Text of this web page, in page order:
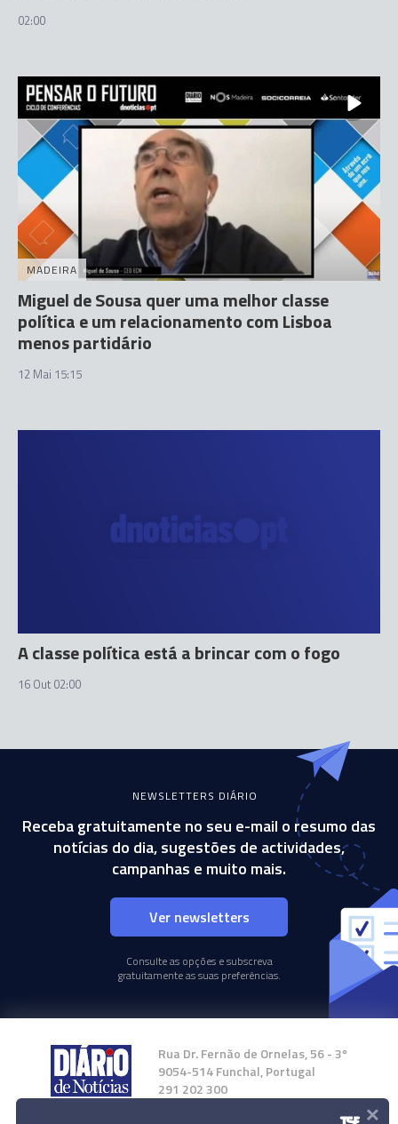
02:00
MADEIRA
Miguel de Sousa quer uma melhor classe
política e um relacionamento com Lisboa
menos partidário
12 Mai 15:15
A classe política está a brincar com o fogo
16 Out 02:00
NEWSLETTERS DIÁRIO
Receba gratuitamente no seu e-mail o resumo das
notícias do dia, sugestões de actividades,
campanhas e muito mais.
Ver newsletters
Consulte as opções e subscreva
gratuitamente as suas preferências.
Rua Dr. Fernão de Ornelas, 56 - 3º
9054-514 Funchal, Portugal
291 202 300
×